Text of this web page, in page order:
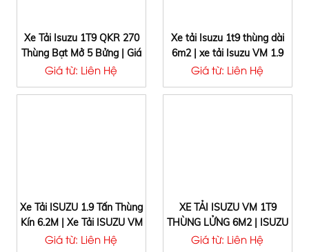
Xe Tải Isuzu 1T9 QKR 270
Thùng Bạt Mở 5 Bửng | Giá
xe tải Isuzu 1.9 Tấn 2020
Giá từ: Liên Hệ
Xe tải Isuzu 1t9 thùng dài
6m2 | xe tải Isuzu VM 1.9
tấn thùng dài 6.2m
Giá từ: Liên Hệ
Xe Tải ISUZU 1.9 Tấn Thùng
Kín 6.2M | Xe Tải ISUZU VM
1T9 | 1T9 THÙNG KÍN
Giá từ: Liên Hệ
XE TẢI ISUZU VM 1T9
THÙNG LỬNG 6M2 | ISUZU
VM 1.9 TẤN THÙNG DÀI
Giá từ: Liên Hệ